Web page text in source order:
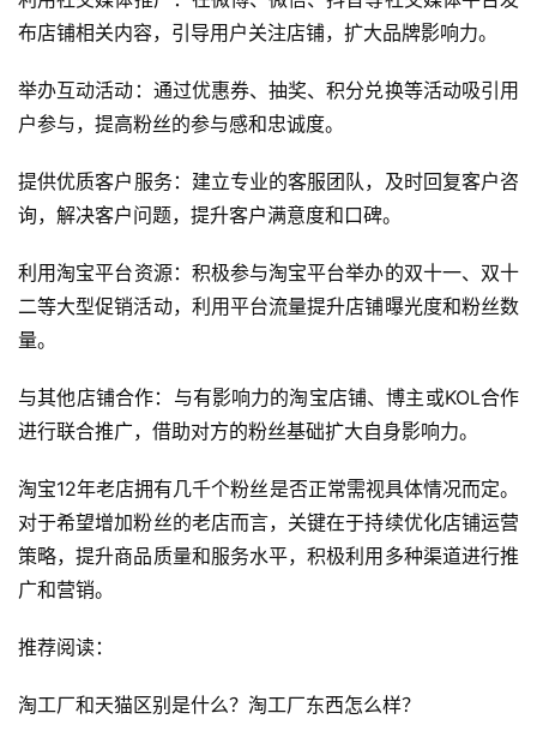
首
页
自
媒
体
G
E
O
优
化
布店铺相关内容，引导用户关注店铺，扩大品牌影响力。
‌举办互动活动‌：通过优惠券、抽奖、积分兑换等活动吸引用
户参与，提高粉丝的参与感和忠诚度。
‌提供优质客户服务‌：建立专业的客服团队，及时回复客户咨
询，解决客户问题，提升客户满意度和口碑。
‌利用淘宝平台资源‌：积极参与淘宝平台举办的双十一、双十
二等大型促销活动，利用平台流量提升店铺曝光度和粉丝数
量。
‌与其他店铺合作‌：与有影响力的淘宝店铺、博主或KOL合作
进行联合推广，借助对方的粉丝基础扩大自身影响力。
淘宝12年老店拥有几千个粉丝是否正常需视具体情况而定。
对于希望增加粉丝的老店而言，关键在于持续优化店铺运营
策略，提升商品质量和服务水平，积极利用多种渠道进行推
广和营销。
推荐阅读：
淘工厂和天猫区别是什么？淘工厂东西怎么样？